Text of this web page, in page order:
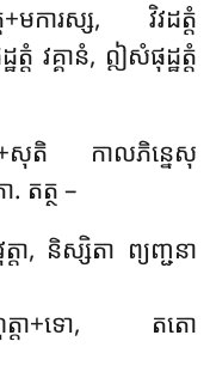
ការស្ស, វិវដត្តំ
តំ វគ្គានំ, ឦសំផុដ្ឋត្តំ
សុតិ កាលភិន្នេសុ
. តត្ថ –
តា, និស្សិតា ព្យញ្ជនា
តា+ទោ, តតោ